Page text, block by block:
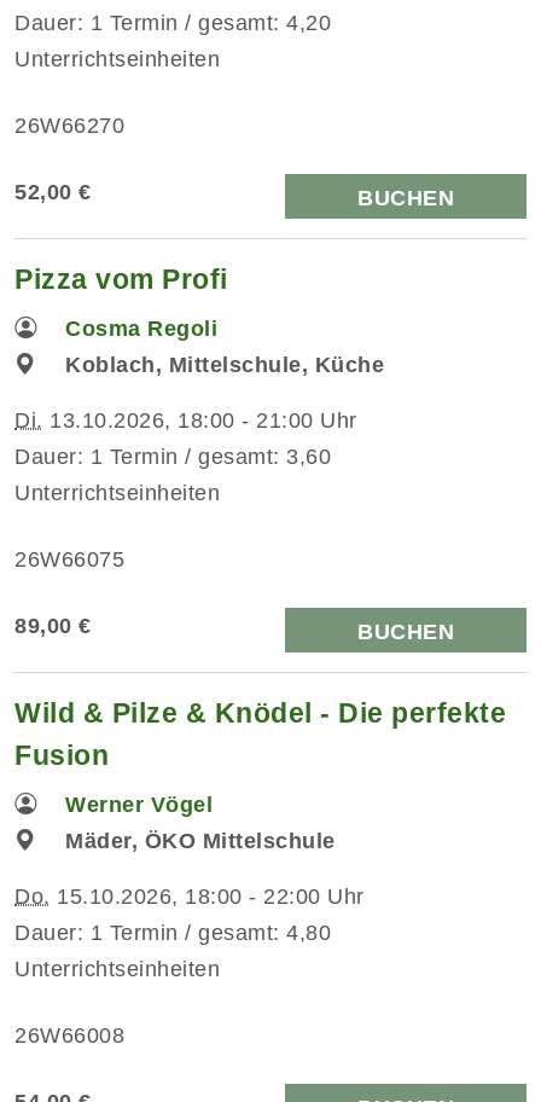
Dauer: 1 Termin / gesamt: 4,20
Unterrichtseinheiten
26W66270
52,00 € BUCHEN
Pizza vom Profi
Cosma Regoli
Koblach, Mittelschule, Küche
Di. 13.10.2026, 18:00 - 21:00 Uhr
Dauer: 1 Termin / gesamt: 3,60
Unterrichtseinheiten
26W66075
89,00 € BUCHEN
Wild & Pilze & Knödel - Die perfekte
Fusion
Werner Vögel
Mäder, ÖKO Mittelschule
Do. 15.10.2026, 18:00 - 22:00 Uhr
Dauer: 1 Termin / gesamt: 4,80
Unterrichtseinheiten
26W66008